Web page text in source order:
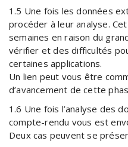
1.5 Une fois les données
procéder à leur analyse.
semaines en raison du
vérifier et des difficultés
certaines applications.
Un lien peut vous être
d’avancement de cette
1.6 Une fois l’analyse des
compte-rendu vous est
Deux cas peuvent se